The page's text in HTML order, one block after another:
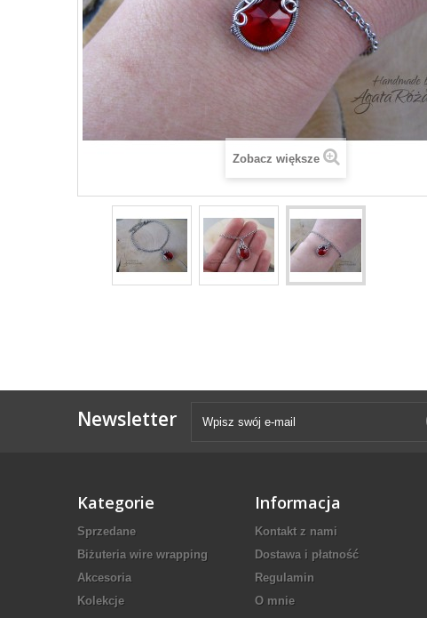
Zobacz większe
Newsletter
Kategorie
Sprzedane
Biżuteria wire wrapping
Akcesoria
Kolekcje
Informacja
Kontakt z nami
Dostawa i płatność
Regulamin
O mnie